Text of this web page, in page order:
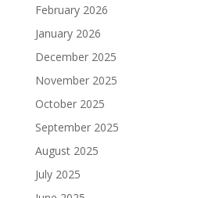
February 2026
January 2026
December 2025
November 2025
October 2025
September 2025
August 2025
July 2025